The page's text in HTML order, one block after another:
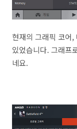
현재의 그래픽 코어
있었습니다. 그래프
네요.